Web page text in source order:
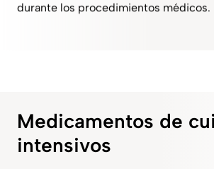
durante los procedimientos médicos.
Medicamentos de
intensivos